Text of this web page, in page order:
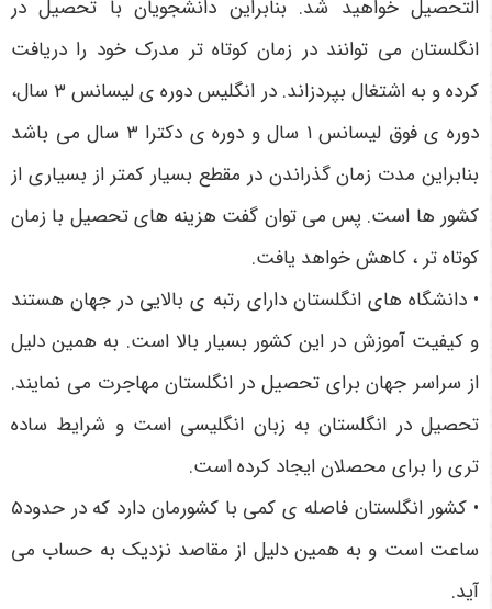
التحصیل خواهید شد. بنابراین دانشجویان با تحصیل در
انگلستان می توانند در زمان کوتاه تر مدرک خود را دریافت
کرده و به اشتغال بپردزاند. در انگلیس دوره ی لیسانس ۳ سال،
دوره‌ ی فوق لیسانس ۱ سال و دوره‌ ی دکترا ۳ سال می باشد
بنابراین مدت زمان گذراندن در مقطع بسیار کمتر از بسیاری از
کشور ها است. پس می توان گفت هزینه های تحصیل با زمان
کوتاه تر ، کاهش خواهد یافت.
• دانشگاه‌ های انگلستان دارای رتبه‌ ی بالایی در جهان هستند
و کیفیت آموزش در این کشور بسیار بالا است. به همین دلیل
از سراسر جهان برای تحصیل در انگلستان مهاجرت می نمایند.
تحصیل در انگلستان به زبان انگلیسی است و شرایط ساده
تری را برای محصلان ایجاد کرده است.
• کشور انگلستان فاصله ی کمی با کشورمان دارد که در حدود5
ساعت است و به همین دلیل از مقاصد نزدیک به حساب می
آید.